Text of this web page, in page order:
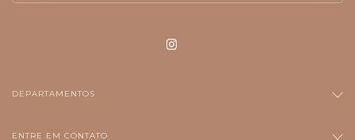
DEPARTAMENTOS
ENTRE EM CONTATO